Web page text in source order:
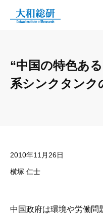
“中国の特色あ
系シンクタン
2010年11月26日
横塚 仁士
中国政府は環境や労働問